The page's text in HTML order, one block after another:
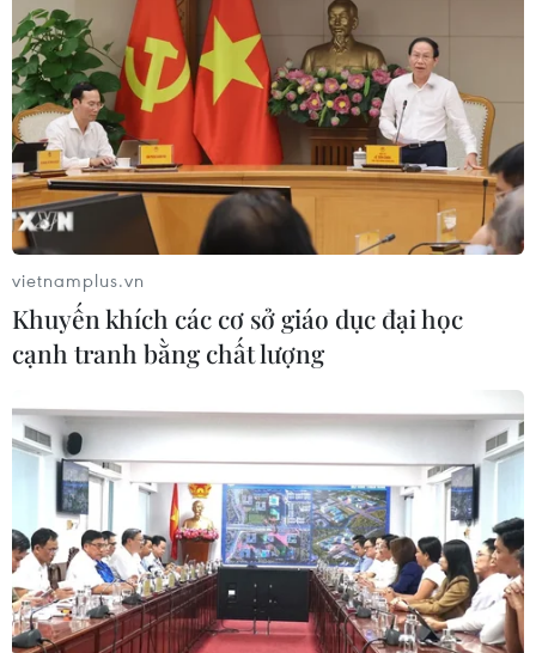
Khởi tố ca sĩ và giám đốc công ty giải
trí vì xâm phạm bản quyền trên
YouTube
05/08/2026 09:22
Tiếp nhận 47 công dân Việt Nam bị
Hoa Kỳ trục xuất về nước
Đồng Nai phát hiện 7 cơ sở nuôi lợn
"vỗ béo" sử dụng chất cấm
05/08/2026 04:59
Triệt phá thành công hệ
thống Lương Sơn TV đánh bạc lên tới
1.500 tỷ đồng/tháng
05/08/2026 04:57
vietnamplus.vn
Khuyến khích các cơ sở giáo dục đại học
cạnh tranh bằng chất lượng